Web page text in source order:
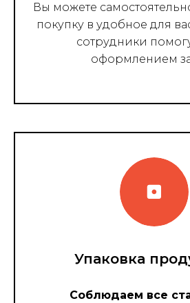
Вы можете
покупку в удобное для
сотрудники
оформлением
Упаковка
Соблюдаем все